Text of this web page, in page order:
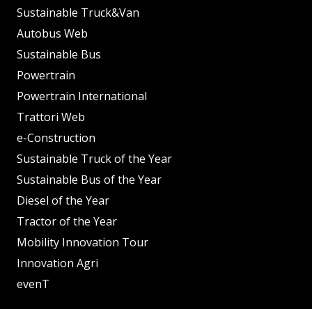
Sustainable Truck&Van
Autobus Web
Sustainable Bus
Powertrain
Powertrain International
Trattori Web
e-Construction
Sustainable Truck of the Year
Sustainable Bus of the Year
Diesel of the Year
Tractor of the Year
Mobility Innovation Tour
Innovation Agri
evenT